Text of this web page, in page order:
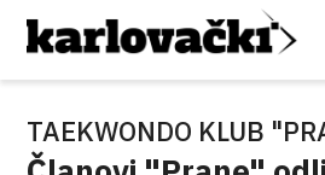
TAEKWONDO KLUB